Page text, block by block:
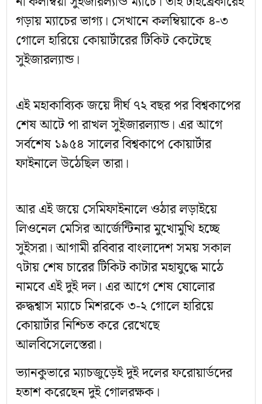
গড়ায় ম্যাচের ভাগ্য। সেখানে কলম্বিয়াকে ৪-৩
গোলে হারিয়ে কোয়ার্টারের টিকিট কেটেছে
সুইজারল্যান্ড।
এই মহাকাব্যিক জয়ে দীর্ঘ ৭২ বছর পর বিশ্বকাপের
শেষ আটে পা রাখল সুইজারল্যান্ড। এর আগে
সর্বশেষ ১৯৫৪ সালের বিশ্বকাপে কোয়ার্টার
ফাইনালে উঠেছিল তারা।
আর এই জয়ে সেমিফাইনালে ওঠার লড়াইয়ে
লিওনেল মেসির আর্জেন্টিনার মুখোমুখি হচ্ছে
সুইসরা। আগামী রবিবার বাংলাদেশ সময় সকাল
৭টায় শেষ চারের টিকিট কাটার মহাযুদ্ধে মাঠে
নামবে এই দুই দল। এর আগে শেষ ষোলোর
রুদ্ধশ্বাস ম্যাচে মিশরকে ৩-২ গোলে হারিয়ে
কোয়ার্টার নিশ্চিত করে রেখেছে
আলবিসেলেস্তেরা।
ভ্যানকুভারে ম্যাচজুড়েই দুই দলের ফরোয়ার্ডদের
হতাশ করেছেন দুই গোলরক্ষক।